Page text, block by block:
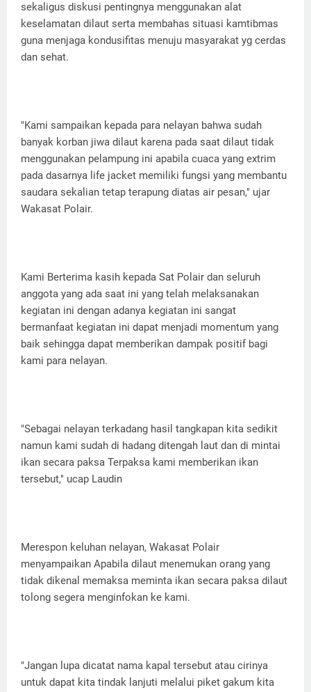
sekaligus diskusi pentingnya menggunakan alat
keselamatan dilaut serta membahas situasi kamtibmas
guna menjaga kondusifitas menuju masyarakat yg cerdas
dan sehat.
"Kami sampaikan kepada para nelayan bahwa sudah
banyak korban jiwa dilaut karena pada saat dilaut tidak
menggunakan pelampung ini apabila cuaca yang extrim
pada dasarnya life jacket memiliki fungsi yang membantu
saudara sekalian tetap terapung diatas air pesan," ujar
Wakasat Polair.
Kami Berterima kasih kepada Sat Polair dan seluruh
anggota yang ada saat ini yang telah melaksanakan
kegiatan ini dengan adanya kegiatan ini sangat
bermanfaat kegiatan ini dapat menjadi momentum yang
baik sehingga dapat memberikan dampak positif bagi
kami para nelayan.
"Sebagai nelayan terkadang hasil tangkapan kita sedikit
namun kami sudah di hadang ditengah laut dan di mintai
ikan secara paksa Terpaksa kami memberikan ikan
tersebut," ucap Laudin
Merespon keluhan nelayan, Wakasat Polair
menyampaikan Apabila dilaut menemukan orang yang
tidak dikenal memaksa meminta ikan secara paksa dilaut
tolong segera menginfokan ke kami.
"Jangan lupa dicatat nama kapal tersebut atau cirinya
untuk dapat kita tindak lanjuti melalui piket gakum kita